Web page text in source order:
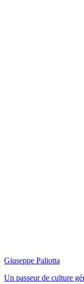
Giuseppe Paliotta
Un passeur de culture